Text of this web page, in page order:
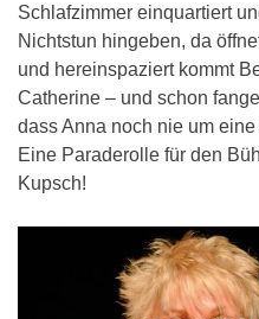
Schlafzimmer einquartiert
Nichtstun hingeben, da
und hereinspaziert kommt
Catherine – und schon
dass Anna noch nie um
Eine Paraderolle für den
Kupsch!